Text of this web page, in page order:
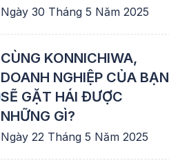
Ngày 30 Tháng 5 Năm 2025
CÙNG KONNICHIWA,
DOANH NGHIỆP CỦA BẠN
SẼ GẶT HÁI ĐƯỢC
NHỮNG GÌ?
Ngày 22 Tháng 5 Năm 2025